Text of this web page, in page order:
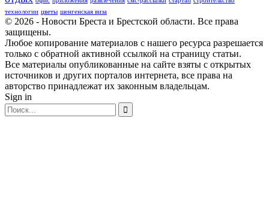
технологии цветы шенгенская виза
© 2026 - Новости Бреста и Брестской области. Все права
защищены.
Любое копирование материалов с нашего ресурса разрешается
только с обратной активной ссылкой на страницу статьи.
Все материалы опубликованные на сайте взяты с открытых
источников и других порталов интернета, все права на
авторство принадлежат их законным владельцам.
Sign in